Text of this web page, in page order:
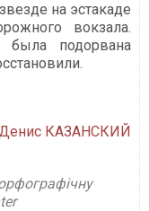
на эстакаде
вокзала.
была подорвана
КАЗАНСКИЙ